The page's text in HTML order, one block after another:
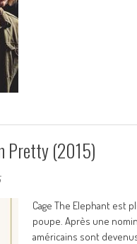
Pretty (2015)
Cage The Elephant est
poupe. Après une
américains sont